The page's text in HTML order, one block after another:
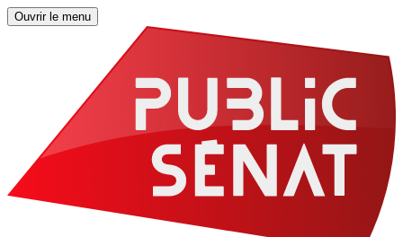
Ouvrir le menu